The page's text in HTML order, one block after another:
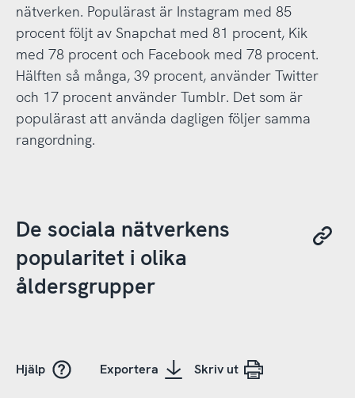
nätverken. Populärast är Instagram med 85
procent följt av Snapchat med 81 procent, Kik
med 78 procent och Facebook med 78 procent.
Hälften så många, 39 procent, använder Twitter
och 17 procent använder Tumblr. Det som är
populärast att använda dagligen följer samma
rangordning.
De sociala nätverkens
popularitet i olika
åldersgrupper
Hjälp Exportera Skriv ut